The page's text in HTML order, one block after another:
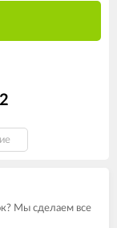
Мы сделаем все